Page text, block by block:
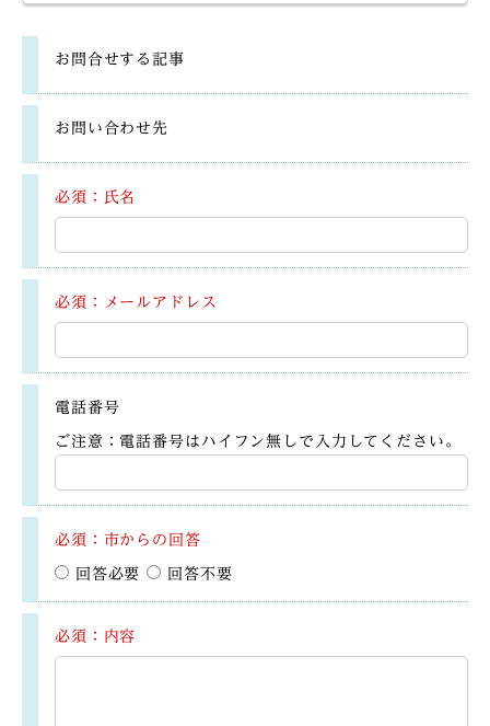
お問合せする記事
お問い合わせ先
必須：氏名
必須：メールアドレス
電話番号
ご注意：電話番号はハイフン無しで入力してください。
必須：市からの回答
回答必要 回答不要
必須：内容